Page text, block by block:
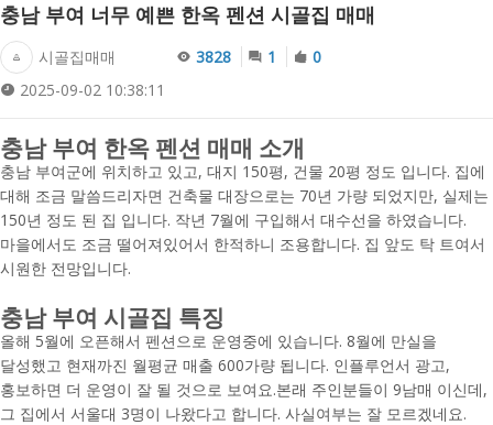
충남 부여 너무 예쁜 한옥 펜션 시골집 매매
시골집매매
2025-09-02 10:38:11
3828 1 0
충남 부여 한옥 펜션 매매 소개
충남 부여군에 위치하고 있고, 대지 150평, 건물 20평 정도 입니다. 집에
대해 조금 말씀드리자면 건축물 대장으로는 70년 가량 되었지만, 실제는
150년 정도 된 집 입니다. 작년 7월에 구입해서 대수선을 하였습니다.
마을에서도 조금 떨어져있어서 한적하니 조용합니다. 집 앞도 탁 트여서
시원한 전망입니다.
충남 부여 시골집 특징
올해 5월에 오픈해서 펜션으로 운영중에 있습니다. 8월에 만실을
달성했고 현재까진 월평균 매출 600가량 됩니다. 인플루언서 광고,
홍보하면 더 운영이 잘 될 것으로 보여요.본래 주인분들이 9남매 이신데,
그 집에서 서울대 3명이 나왔다고 합니다. 사실여부는 잘 모르겠네요.